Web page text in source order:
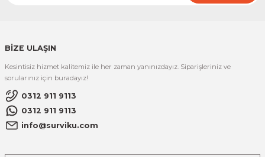
BİZE ULAŞIN
Kesintisiz hizmet kalitemiz ile her zaman yanınızdayız. Siparişleriniz ve
sorularınız için buradayız!
0312 911 9113
0312 911 9113
info@surviku.com